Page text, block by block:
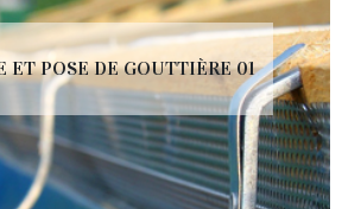
ET POSE DE GOUTTIÈRE 01